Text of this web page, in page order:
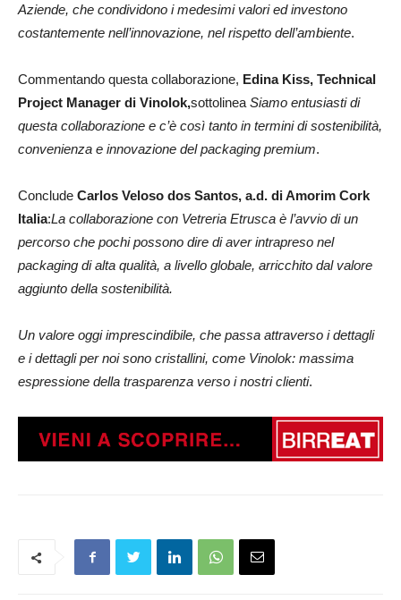
Aziende, che condividono i medesimi valori ed investono
costantemente nell’innovazione, nel rispetto dell’ambiente.
Commentando questa collaborazione, Edina Kiss, Technical
Project Manager di Vinolok,sottolinea Siamo entusiasti di
questa collaborazione e c’è così tanto in termini di sostenibilità,
convenienza e innovazione del packaging premium.
Conclude Carlos Veloso dos Santos, a.d. di Amorim Cork
Italia:La collaborazione con Vetreria Etrusca è l’avvio di un
percorso che pochi possono dire di aver intrapreso nel
packaging di alta qualità, a livello globale, arricchito dal valore
aggiunto della sostenibilità.
Un valore oggi imprescindibile, che passa attraverso i dettagli
e i dettagli per noi sono cristallini, come Vinolok: massima
espressione della trasparenza verso i nostri clienti.